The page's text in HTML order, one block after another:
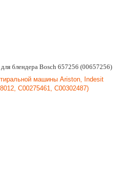
блендера Bosch 657256 (00657256)